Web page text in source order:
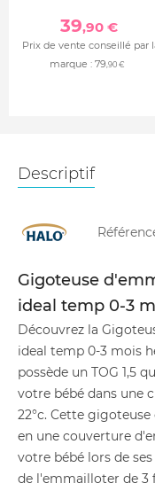
39,90 €
Prix de vente conseillé par
marque : 79,90 €
Descriptif
Gigoteuse
ideal temp 0-3
Découvrez la
ideal temp 0-3 mois
possède un TOG 1,5
votre bébé dans une
22°c. Cette
en une couverture
votre bébé lors de
de l'emmailloter de 3